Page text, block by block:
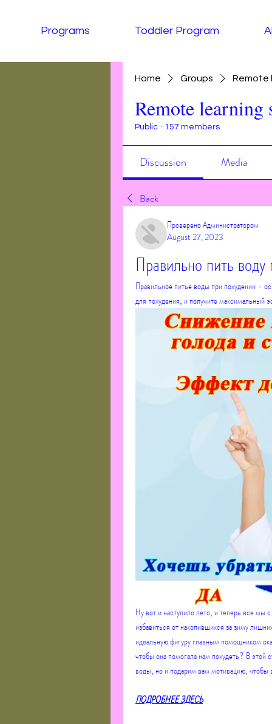
Programs
Toddler Program
Home Groups Remote
Remote learning
Public · 157 members
Discussion Media
Back
Проверено Администратором
August 27, 2023
Правильно пить
Правильное питье воды при похудении -
для похудения, и получите максимальный
Ну вот и наступило лето, и теперь все мы
избавиться от накопившихся за зиму
идеальную фигуру главным помощником
чтобы она помогала нам похудеть? В этой
воды, но и подарим вам мотивацию, чтобы
ПОДРОБНЕЕ ЗДЕСЬ